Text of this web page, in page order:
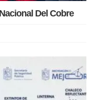
Del Cobre